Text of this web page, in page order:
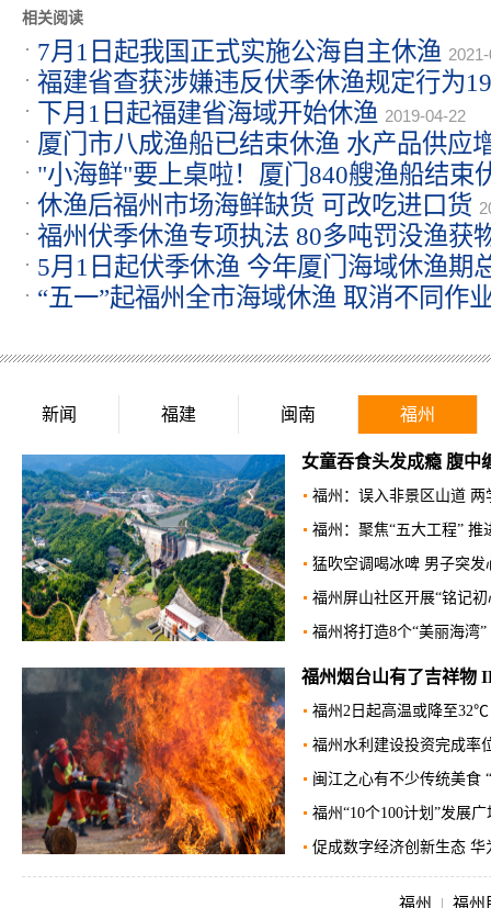
相关阅读
7月1日起我国正式实施公海自主休渔
福建省查获涉嫌违反伏季休渔规定行为
下月1日起福建省海域开始休渔 2019-04-22
厦门市八成渔船已结束休渔 水产品供应
2017-08-07
"小海鲜"要上桌啦！厦门840艘渔船结束
休渔后福州市场海鲜缺货 可改吃进口货
福州伏季休渔专项执法 80多吨罚没渔获
5月1日起伏季休渔 今年厦门海域休渔期
04-20
“五一”起福州全市海域休渔 取消不同作
新闻 福建 闽南 福州
女童吞食头发成瘾 腹中
福州：误入非景区山道
福州：聚焦“五大工程” 推
猛吹空调喝冰啤 男子突发
福州屏山社区开展“铭记
福州将打造8个“美丽海湾
福州烟台山有了吉祥物
福州2日起高温或降至
福州水利建设投资完成率
闽江之心有不少传统美食
福州“10个100计划”发展广
促成数字经济创新生态
福州 | 福州